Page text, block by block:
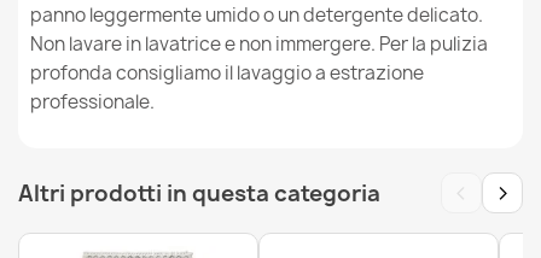
66,90 €
panno leggermente umido o un detergente delicato.
Non lavare in lavatrice e non immergere. Per la pulizia
profonda consigliamo il lavaggio a estrazione
professionale.
Altri prodotti in questa categoria ‹ ›